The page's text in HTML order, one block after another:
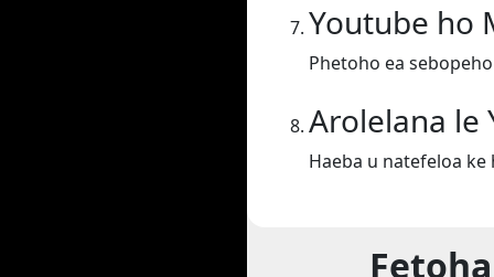
Youtube ho
Phetoho ea
Arolelana le
Haeba u natefeloa